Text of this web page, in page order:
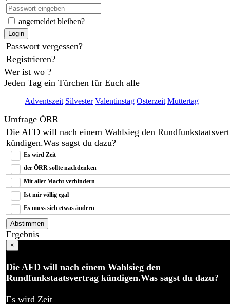
angemeldet bleiben?
Login
Passwort vergessen?
Registrieren?
Wer ist wo ?
Jeden Tag ein Türchen für Euch alle
Adventszeit Silvester Valentinstag Osterzeit Muttertag
Umfrage ÖRR
Die AFD will nach einem Wahlsieg den
kündigen.Was sagst du dazu?
Es wird Zeit
der ÖRR sollte nachdenken
Mit aller Macht verhindern
Ist mir völlig egal
Es muss sich etwas ändern
Abstimmen
Ergebnis
×
Die AFD will nach einem Wahlsieg den
Rundfunkstaatsvertrag kündigen.Was sagst du dazu?
Es wird Zeit